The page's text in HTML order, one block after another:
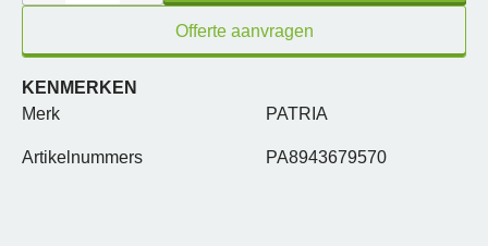
Offerte aanvragen
KENMERKEN
Merk
PATRIA
Artikelnummers PA8943679570